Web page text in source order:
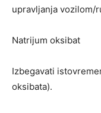
upravljanja vozilom/
Natrijum oksibat
Izbegavati
oksibata).